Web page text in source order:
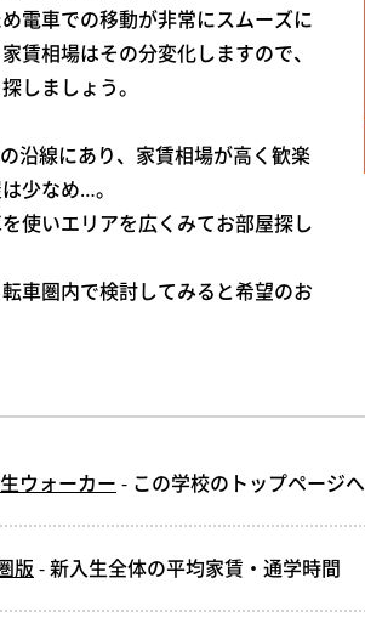
電車での移動が非常にスムーズに
賃相場はその分変化しますので、
しましょう。
沿線にあり、家賃相場が高く歓楽
少なめ…。
使いエリアを広くみてお部屋探し
車圏内で検討してみると希望のお
ウォーカー - この学校のトップページへ
版 - 新入生全体の平均家賃・通学時間